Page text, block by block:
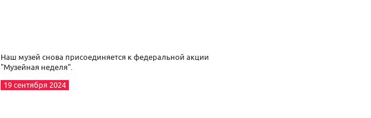
Наш музей снова присоединяется к федеральной акции
"Музейная неделя".
19 сентября 2024